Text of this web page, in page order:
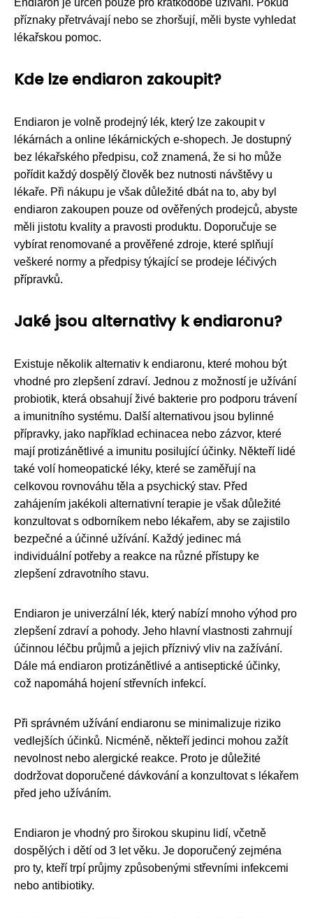
příznaky přetrvávají nebo se zhoršují, měli byste vyhledat
lékařskou pomoc.
Kde lze endiaron zakoupit?
Endiaron je volně prodejný lék, který lze zakoupit v
lékárnách a online lékárnických e-shopech. Je dostupný
bez lékařského předpisu, což znamená, že si ho může
pořídit každý dospělý člověk bez nutnosti návštěvy u
lékaře. Při nákupu je však důležité dbát na to, aby byl
endiaron zakoupen pouze od ověřených prodejců, abyste
měli jistotu kvality a pravosti produktu. Doporučuje se
vybírat renomované a prověřené zdroje, které splňují
veškeré normy a předpisy týkající se prodeje léčivých
přípravků.
Jaké jsou alternativy k endiaronu?
Existuje několik alternativ k endiaronu, které mohou být
vhodné pro zlepšení zdraví. Jednou z možností je užívání
probiotik, která obsahují živé bakterie pro podporu trávení
a imunitního systému. Další alternativou jsou bylinné
přípravky, jako například echinacea nebo zázvor, které
mají protizánětlivé a imunitu posilující účinky. Někteří lidé
také volí homeopatické léky, které se zaměřují na
celkovou rovnováhu těla a psychický stav. Před
zahájením jakékoli alternativní terapie je však důležité
konzultovat s odborníkem nebo lékařem, aby se zajistilo
bezpečné a účinné užívání. Každý jedinec má
individuální potřeby a reakce na různé přístupy ke
zlepšení zdravotního stavu.
Endiaron je univerzální lék, který nabízí mnoho výhod pro
zlepšení zdraví a pohody. Jeho hlavní vlastnosti zahrnují
účinnou léčbu průjmů a jejich příznivý vliv na zažívání.
Dále má endiaron protizánětlivé a antiseptické účinky,
což napomáhá hojení střevních infekcí.
Při správném užívání endiaronu se minimalizuje riziko
vedlejších účinků. Nicméně, někteří jedinci mohou zažít
nevolnost nebo alergické reakce. Proto je důležité
dodržovat doporučené dávkování a konzultovat s lékařem
před jeho užíváním.
Endiaron je vhodný pro širokou skupinu lidí, včetně
dospělých i dětí od 3 let věku. Je doporučený zejména
pro ty, kteří trpí průjmy způsobenými střevními infekcemi
nebo antibiotiky.